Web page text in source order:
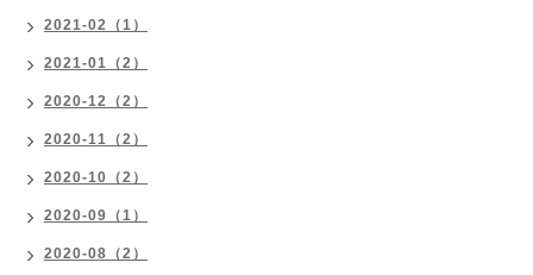
2021-02（1）
2021-01（2）
2020-12（2）
2020-11（2）
2020-10（2）
2020-09（1）
2020-08（2）